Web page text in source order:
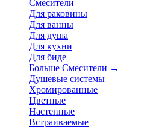
Смесители
Для раковины
Для ванны
Для душа
Для кухни
Для биде
Больше Смесители →
Душевые системы
Хромированные
Цветные
Настенные
Встраиваемые